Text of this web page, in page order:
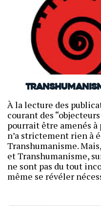
À la lecture des
courant des
pourrait être amenés
n’a strictement rien à
Transhumanisme.
et Transhumanisme,
ne sont pas du tout
même se révéler